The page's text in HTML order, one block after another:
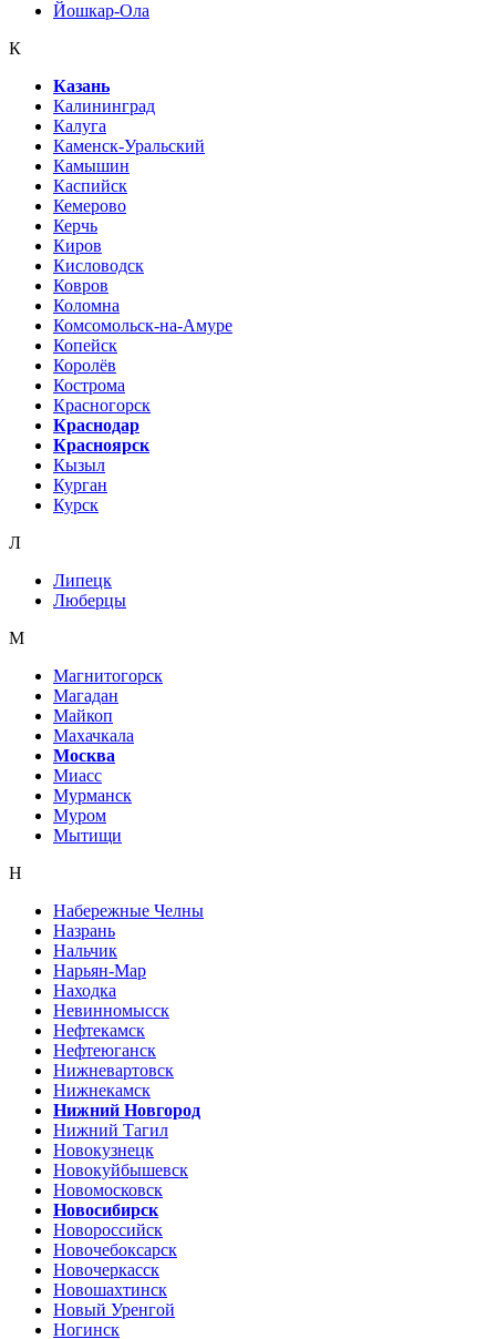
Йошкар-Ола
К
Казань
Калининград
Калуга
Каменск-Уральский
Камышин
Каспийск
Кемерово
Керчь
Киров
Кисловодск
Ковров
Коломна
Комсомольск-на-Амуре
Копейск
Королёв
Кострома
Красногорск
Краснодар
Красноярск
Кызыл
Курган
Курск
Л
Липецк
Люберцы
М
Магнитогорск
Магадан
Майкоп
Махачкала
Москва
Миасс
Мурманск
Муром
Мытищи
Н
Набережные Челны
Назрань
Нальчик
Нарьян-Мар
Находка
Невинномысск
Нефтекамск
Нефтеюганск
Нижневартовск
Нижнекамск
Нижний Новгород
Нижний Тагил
Новокузнецк
Новокуйбышевск
Новомосковск
Новосибирск
Новороссийск
Новочебоксарск
Новочеркасск
Новошахтинск
Новый Уренгой
Ногинск